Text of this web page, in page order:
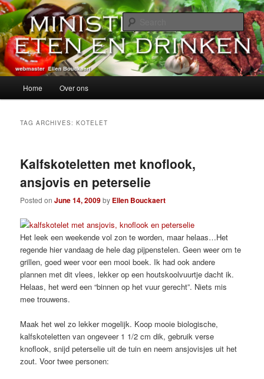
Skip
to
primary
content
Skip
to
secondary
contentMinisterie van Eten en Drinken
alles over eten, drinken en andere genoegens…
Home Over ons
TAG ARCHIVES:KOTELET
Kalfskoteletten met knoflook,
ansjovis en peterselie
Posted onJune 14, 2009by Ellen Bouckaert
Het leek een weekende vol zon te worden, maar helaas…Het
regende hier vandaag de hele dag pijpenstelen. Geen weer om te
grillen, goed weer voor een mooi boek. Ik had ook andere
plannen met dit vlees, lekker op een houtskoolvuurtje dacht ik.
Helaas, het werd een “binnen op het vuur gerecht”. Niets mis
mee trouwens.
Maak het wel zo lekker mogelijk. Koop mooie biologische,
kalfskoteletten van ongeveer 1 1/2 cm dik, gebruik verse
knoflook, snijd peterselie uit de tuin en neem ansjovisjes uit het
zout. Voor twee personen: